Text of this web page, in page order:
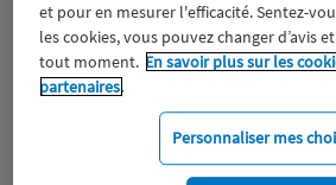
Engagement Epargne ESS
Expérience clients Fondation
Mutualisme
et pour en mesurer l'efficacité. Sentez-
les cookies, vous pouvez changer d’avis
tout moment. En savoir plus sur les
partenaires.
Personnaliser mes